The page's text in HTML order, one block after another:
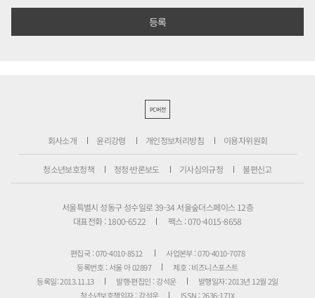
PC버전
회사소개 윤리강령 개인정보처리방침 이용자위원회
청소년보호정책 정정·반론보도 기사심의규정 불편신고
서울특별시 성동구 성수일로 39-34 서울숲더스페이스 12층
대표전화 : 1800-6522
팩스 : 070-4015-8658
편집국 : 070-4010-8512
사업본부 : 070-4010-7078
등록번호 : 서울 아 02897
제호 : 비즈니스포스트
등록일: 2013.11.13
발행·편집인 : 강석운
발행일자: 2013년 12월 2일
청소년보호책임자 : 강석운
ISSN : 2636-171X